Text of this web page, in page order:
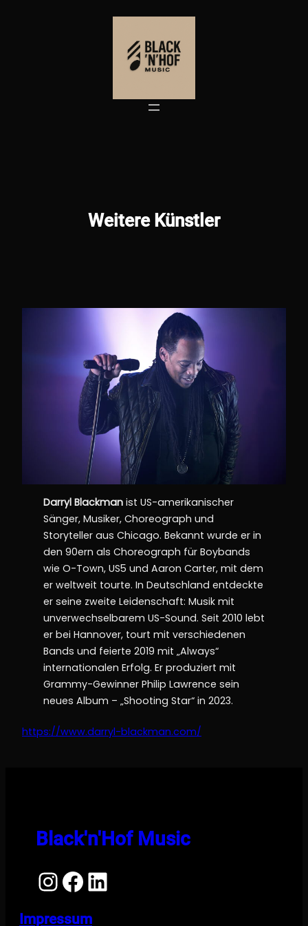
Weitere Künstler
Darryl Blackmanist US-amerikanischer
Sänger, Musiker, Choreograph und
Storyteller aus Chicago. Bekannt wurde er in
den 90ern als Choreograph für Boybands
wie O-Town, US5 und Aaron Carter, mit dem
er weltweit tourte. In Deutschland entdeckte
er seine zweite Leidenschaft: Musik mit
unverwechselbarem US-Sound. Seit 2010 lebt
er bei Hannover, tourt mit verschiedenen
Bands und feierte 2019 mit „Always“
internationalen Erfolg. Er produziert mit
Grammy-Gewinner Philip Lawrence sein
neues Album – „Shooting Star“ in 2023.
https://www.darryl-blackman.com/
Black'n'Hof Music
InstagramFacebook LinkedIn
Impressum